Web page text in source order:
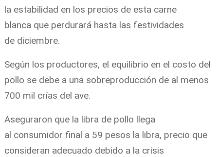
la estabilidad en los precios de esta carne
blancaque perdurará hasta las festividades
de diciembre.
Según los productores, el equilibrio en el costo del
pollo se debe a una sobreproducción de al menos
700 mil crías del ave.
Aseguraron que la libra de pollo llega
al consumidor final a 59 pesos la libra, precio que
consideran adecuado debido a la crisis